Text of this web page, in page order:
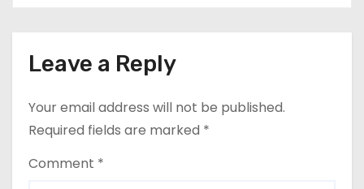
Leave a Reply
Your email address will not be published.
Required fields are marked *
Comment *